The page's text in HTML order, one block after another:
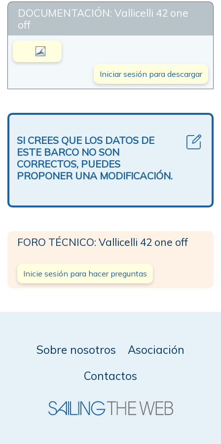
DOCUMENTACIÓN: Vallicelli 42 one
off
Iniciar sesión para descargar
SI CREES QUE LOS DATOS DE
ESTE BARCO NO SON
CORRECTOS, PUEDES
PROPONER UNA MODIFICACIÓN.
FORO TÉCNICO: Vallicelli 42 one off
Inicie sesión para hacer preguntas
Sobre nosotros
Asociación
Contactos